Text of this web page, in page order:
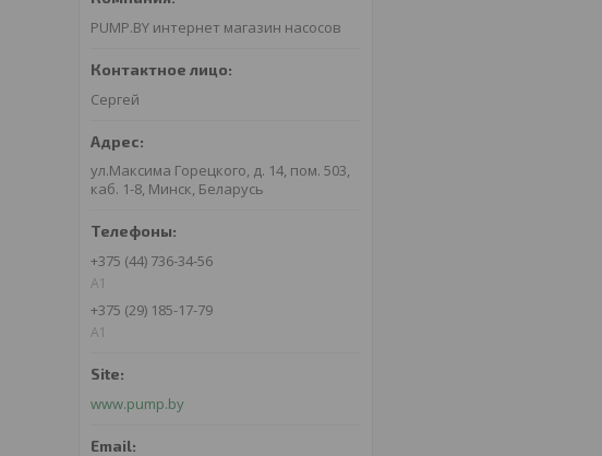
PUMP.BY интернет магазин насосов
Сергей
ул.Максима Горецкого, д. 14, пом. 503,
каб. 1-8, Минск, Беларусь
+375 (44) 736-34-56
A1
+375 (29) 185-17-79
A1
www.pump.by